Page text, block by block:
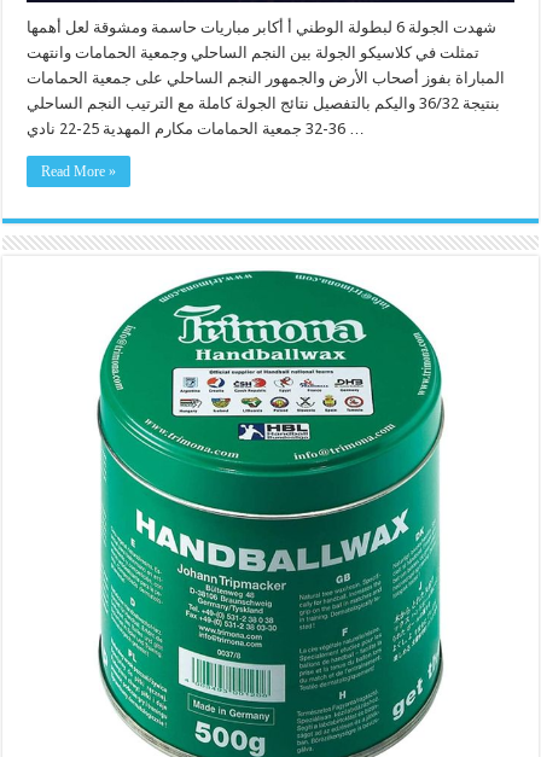
شهدت الجولة 6 لبطولة الوطني أ أكابر مباريات حاسمة ومشوقة لعل أهمها
تمثلت في كلاسيكو الجولة بين النجم الساحلي وجمعية الحمامات وانتهت
المباراة بفوز أصحاب الأرض والجمهور النجم الساحلي على جمعية الحمامات
بنتيجة 36/32 واليكم بالتفصيل نتائج الجولة كاملة مع الترتيب النجم الساحلي
36-32 جمعية الحمامات مكارم المهدية 25-22 نادي …
Read More »